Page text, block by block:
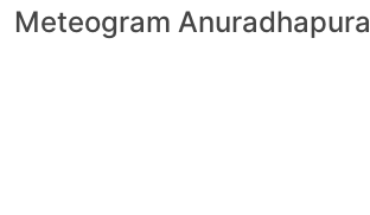
Meteogram Anuradhapura